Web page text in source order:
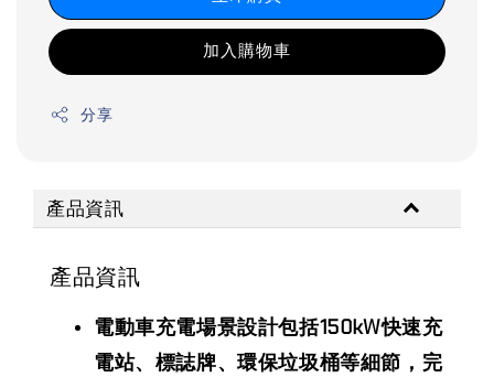
加入購物車
分享
產品資訊
產品資訊
電動車充電場景設計包括150kW快速充
電站、標誌牌、環保垃圾桶等細節，完